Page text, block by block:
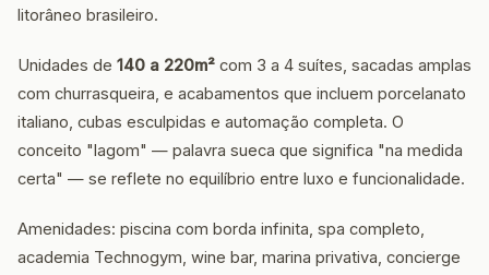
litorâneo brasileiro.
Unidades de 140 a 220m² com 3 a 4 suítes, sacadas amplas
com churrasqueira, e acabamentos que incluem porcelanato
italiano, cubas esculpidas e automação completa. O
conceito "lagom" — palavra sueca que significa "na medida
certa" — se reflete no equilíbrio entre luxo e funcionalidade.
Amenidades: piscina com borda infinita, spa completo,
academia Technogym, wine bar, marina privativa, concierge